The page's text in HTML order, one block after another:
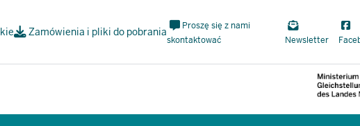
Zamówienia i pliki do pobrania Meta
Navi
Proszę się z nami
skontaktować
Newsletter